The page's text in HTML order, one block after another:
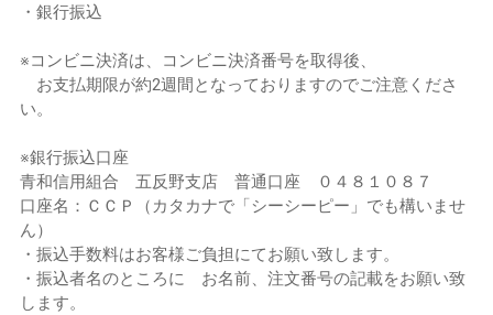
・銀行振込
※コンビニ決済は、コンビニ決済番号を取得後、
お支払期限が約2週間となっておりますのでご注意くださ
い。
※銀行振込口座
青和信用組合 五反野支店 普通口座 ０４８１０８７
口座名：ＣＣＰ（カタカナで「シーシーピー」でも構いませ
ん）
・振込手数料はお客様ご負担にてお願い致します。
・振込者名のところに お名前、注文番号の記載をお願い致
します。